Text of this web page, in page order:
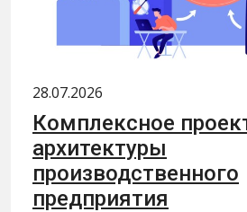
28.07.2026
Комплексное
архитектуры
производственного
предприятия